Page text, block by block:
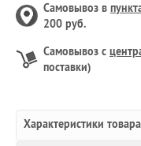
Самовывоз в
200 руб.
Самовывоз с
поставки)
Характеристики товара